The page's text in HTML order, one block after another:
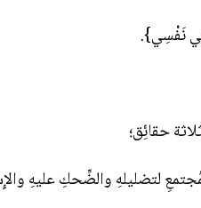
نَفْسِي}.
حقائِق؛